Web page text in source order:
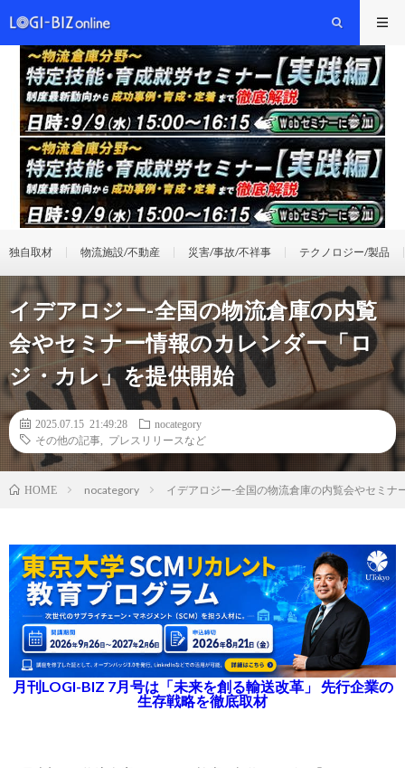
独自取材 物流施設/不動産 災害/事故/不祥事 テクノロジー/製品
イデアロジー-全国の物流倉庫の内覧
会やセミナー情報のカレンダー「ロ
ジ・カレ」を提供開始
2025.07.15 21:49:28
nocategory
その他の記事
プレスリリースなど
HOME nocategory イデアロジー-全国の物流倉庫の内覧会やセミ
月刊LOGI-BIZ 7月号は「未来を創る輸送改革」 先行企業の
生存戦略を徹底取材